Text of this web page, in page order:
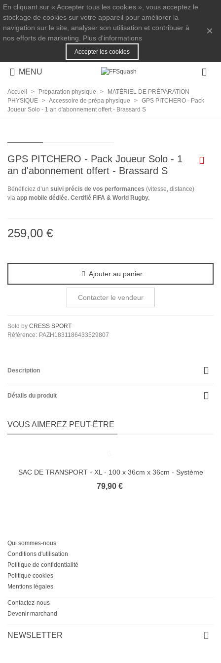
En cliquant sur « Accepter tous les cookies », vous acceptez le
stockage de cookies sur votre appareil pour améliorer la
navigation sur le site, analyser son utilisation et contribuer à
nos efforts de marketing. Plus d'informations
Accepter les cookies
×
MENU
Accueil > Préparation physique >
MATÉRIEL DE PRÉPARATION
PHYSIQUE > Accessoire de prépa physique > GPS PITCHERO - Pack
Joueur Solo - 1 an d'abonnement offert - Brassard S
GPS PITCHERO - Pack Joueur Solo - 1
an d'abonnement offert - Brassard S
Bénéficiez d’un suivi précis de vos performances (vitesse, distance)
via app mobile dédiée. Certifié FIFA & World Rugby.
259,00 €
Ajouter au panier
Contacter le vendeur
Sold by CRESS SPORT
Référence: PAZH1831186433529807
Description
Détails du produit
VOUS AIMEREZ PEUT-ÊTRE
SAC DE TRANSPORT - XL - 100 x 36cm x 36cm - Système
Trolley avec Roulettes - 4TRAINER
79,90 €
Qui sommes-nous
Conditions d'utilisation
Politique de confidentialité
Politique cookies
Mentions légales
Contactez-nous
Devenir marchand
NEWSLETTER